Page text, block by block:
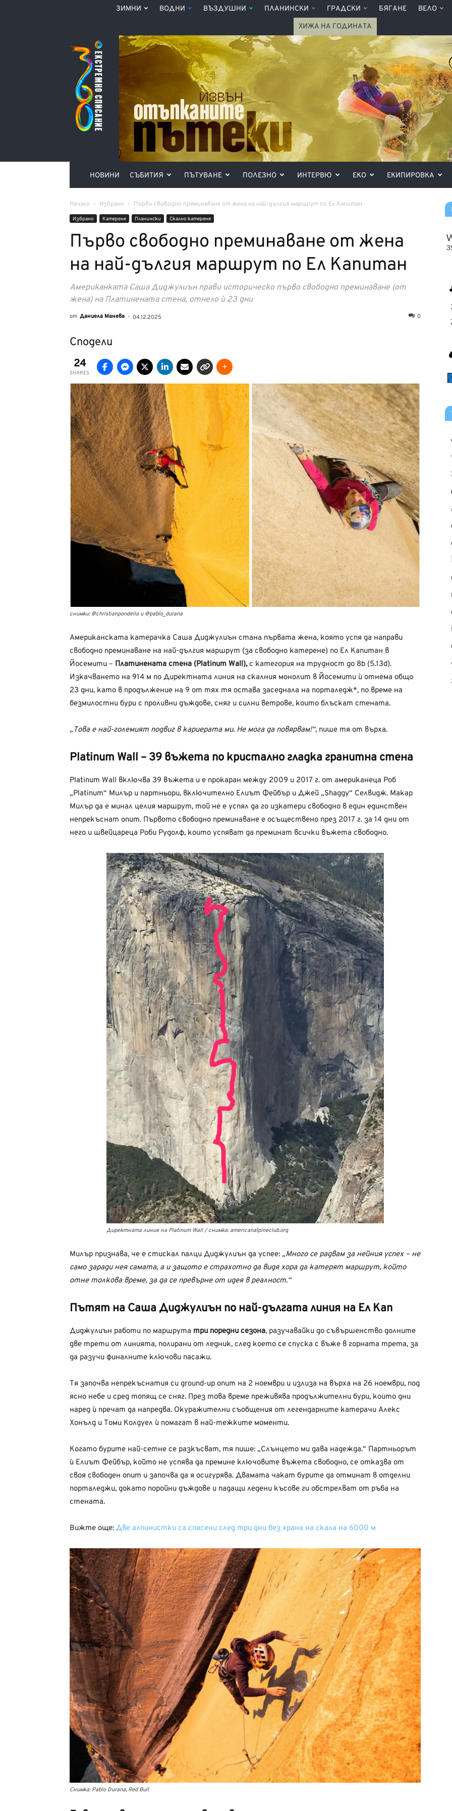
ЗИМНИ ВОДНИ ВЪЗДУШНИ ПЛАНИНСКИ ГРАДСКИ БЯГАНЕ ВЕЛО
ХИЖА НА ГОДИНАТА
Списание
360°
НОВИНИ СЪБИТИЯ ПЪТУВАНЕ ПОЛЕЗНО ИНТЕРВЮ ЕКО ЕКИПИРОВКА
Начало Избрано Първо свободно преминаване от жена на най-дългия маршрут по Ел Капитан
Избрано Катерене Планински Скално катерене
Първо свободно преминаване от жена
на най-дългия маршрут по Ел Капитан
Американката Саша Диджулиън прави историческо първо свободно преминаване (от
жена) на Платинената стена, отнело ѝ 23 дни
от Даниела Манева - 04.12.2025 0
Сподели
24
SHARES
снимки: @christianpondella и @pablo_durana
Американската катерачка Саша Диджулиън стана първата жена, която успя да направи
свободно преминаване на най-дългия маршрут (за свободно катерене) по Ел Капитан в
Йосемити – Платинената стена (Platinum Wall),с категория на трудност до 8b (5.13d).
Изкачването на 914 м по Директната линия на скалния монолит в Йосемити ѝ отнема общо
23 дни, като в продължение на 9 от тях тя остава заседнала на порталедж*, по време на
безмилостни бури с проливни дъждове, сняг и силни ветрове, които блъскат стената.
„Това е най-големият подвиг в кариерата ми. Не мога да повярвам!“, пише тя от върха.
Platinum Wall – 39 въжета по кристално гладка гранитна стена
Platinum Wall включва 39 въжета и е прокаран между 2009 и 2017 г. от американеца Роб
„Platinum“ Милър и партньори, включително Елиът Фейбър и Джей „Shaggy“ Селвидж. Макар
Милър да е минал целия маршрут, той не е успял да го изкатери свободно в един единствен
непрекъснат опит. Първото свободно преминаване е осъществено през 2017 г. за 14 дни от
него и швейцареца Роби Рудолф, които успяват да преминат всички въжета свободно.
Директната линия на Platinum Wall / снимка: americanalpineclub.org
Милър признава, че е стискал палци Диджулиън да успее: „Много се радвам за нейния успех – не
само заради нея самата, а и защото е страхотно да видя хора да катерят маршрут, който
отне толкова време, за да се превърне от идея в реалност.“
Пътят на Саша Диджулиън по най-дългата линия на Ел Кап
Диджулиън работи по маршрута три поредни сезона, разучавайки до съвършенство долните
две трети от линията, полирани от ледник, след което се спуска с въже в горната трета, за
да разучи финалните ключови пасажи.
Тя започва непрекъснатия си ground-up опит на 2 ноември и излиза на върха на 26 ноември, под
ясно небе и сред топящ се сняг. През това време преживява продължителни бури, които дни
наред ѝ пречат да напредва. Окуражителни съобщения от легендарните катерачи Алекс
Хонълд и Томи Колдуел ѝ помагат в най-тежките моменти.
Когато бурите най-сетне се разкъсват, тя пише: „Слънцето ми дава надежда.“ Партньорът
ѝ Елиът Фейбър, който не успява да премине ключовите въжета свободно, се отказва от
своя свободен опит и започва да я осигурява. Двамата чакат бурите да отминат в отделни
порталеджи, докато поройни дъждове и падащи ледени късове ги обстрелват от ръба на
стената.
Вижте още: Две алпинистки са спасени след три дни без храна на скала на 6000 м
Снимка: Pablo Durana, Red Bull